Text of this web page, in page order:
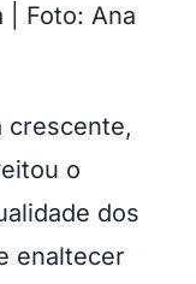
| Foto: Ana
crescente,
o
dos
enaltecer